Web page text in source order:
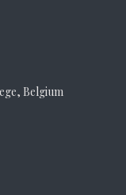
Belgium